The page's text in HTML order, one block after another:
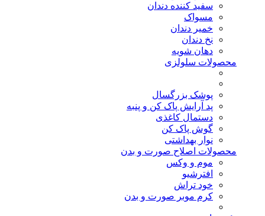
سفید کننده دندان
مسواک
خمیر دندان
نخ دندان
دهان شویه
محصولات سلولزی
پوشک بزرگسال
پد آرایش پاک کن و پنبه
دستمال کاغذی
گوش پاک کن
نوار بهداشتی
محصولات اصلاح صورت و بدن
موم و وکس
افترشیو
خود تراش
کرم موبر صورت و بدن